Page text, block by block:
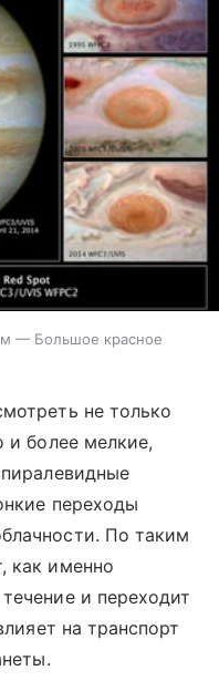
— Большое красное
не только
и более мелкие,
переходы
По таким
как именно
и переходит
на транспорт